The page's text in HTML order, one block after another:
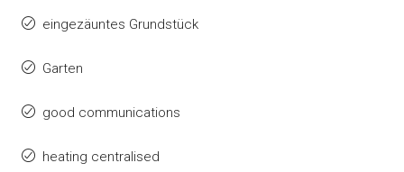
eingezäuntes Grundstück
Garten
good communications
heating centralised